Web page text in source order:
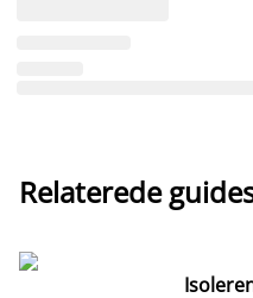
Relaterede